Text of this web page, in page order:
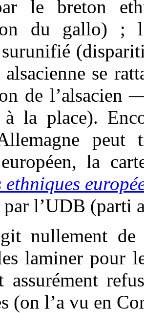
le breton
du gallo) ;
se
de l’alsacien
à la place).
peut
européen, la
par l’UDB (parti
nullement de
laminer pour
assurément
(on l’a vu en